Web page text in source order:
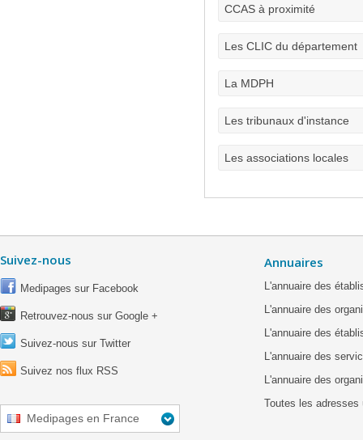
CCAS à proximité
Les CLIC du département
La MDPH
Les tribunaux d'instance
Les associations locales
Suivez-nous
Medipages sur Facebook
Retrouvez-nous sur Google +
Suivez-nous sur Twitter
Suivez nos flux RSS
Medipages en France
Annuaires
L'annuaire des
L'annuaire des
L'annuaire des
L'annuaire des
L'annuaire des
Toutes les adresses